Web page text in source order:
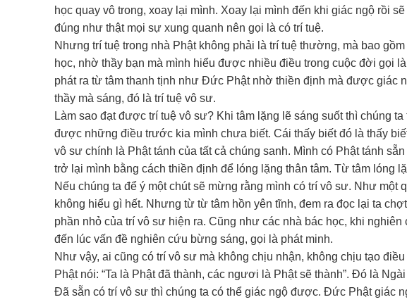
học quay vô trong, xoay lại mình. Xoay lại mình đến khi giác ngộ rồi
đúng như thật mọi sự xung quanh nên gọi là có trí tuệ.
Nhưng trí tuệ trong nhà Phật không phải là trí tuệ thường, mà bao
học, nhờ thầy bạn mà mình hiểu được nhiều điều trong cuộc đời gọi
phát ra từ tâm thanh tịnh như Đức Phật nhờ thiền định mà được giác
thầy mà sáng, đó là trí tuệ vô sư.
Làm sao đạt được trí tuệ vô sư? Khi tâm lặng lẽ sáng suốt thì chúng
được những điều trước kia mình chưa biết. Cái thấy biết đó là thấy
vô sư chính là Phật tánh của tất cả chúng sanh. Mình có Phật tánh
trở lại mình bằng cách thiền định để lóng lặng thân tâm. Từ tâm lóng
Nếu chúng ta để ý một chút sẽ mừng rằng mình có trí vô sư. Như
không hiểu gì hết. Nhưng từ từ tâm hồn yên tĩnh, đem ra đọc lại ta
phần nhỏ của trí vô sư hiện ra. Cũng như các nhà bác học, khi
đến lúc vấn đề nghiên cứu bừng sáng, gọi là phát minh.
Như vậy, ai cũng có trí vô sư mà không chịu nhận, không chịu tạo
Phật nói: “Ta là Phật đã thành, các ngươi là Phật sẽ thành”. Đó là
Đã sẵn có trí vô sư thì chúng ta có thể giác ngộ được. Đức Phật giác